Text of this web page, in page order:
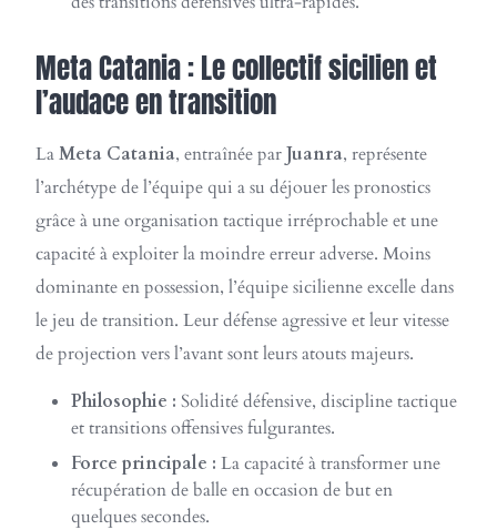
Meta Catania : Le collectif sicilien et
l’audace en transition
LaMeta Catania, entraînée parJuanra, représente
l’archétype de l’équipe qui a su déjouer les pronostics
grâce à une organisation tactique irréprochable et une
capacité à exploiter la moindre erreur adverse. Moins
dominante en possession, l’équipe sicilienne excelle dans
le jeu de transition. Leur défense agressive et leur vitesse
de projection vers l’avant sont leurs atouts majeurs.
Philosophie : Solidité défensive, discipline tactique
et transitions offensives fulgurantes.
Force principale : La capacité à transformer une
récupération de balle en occasion de but en
quelques secondes.